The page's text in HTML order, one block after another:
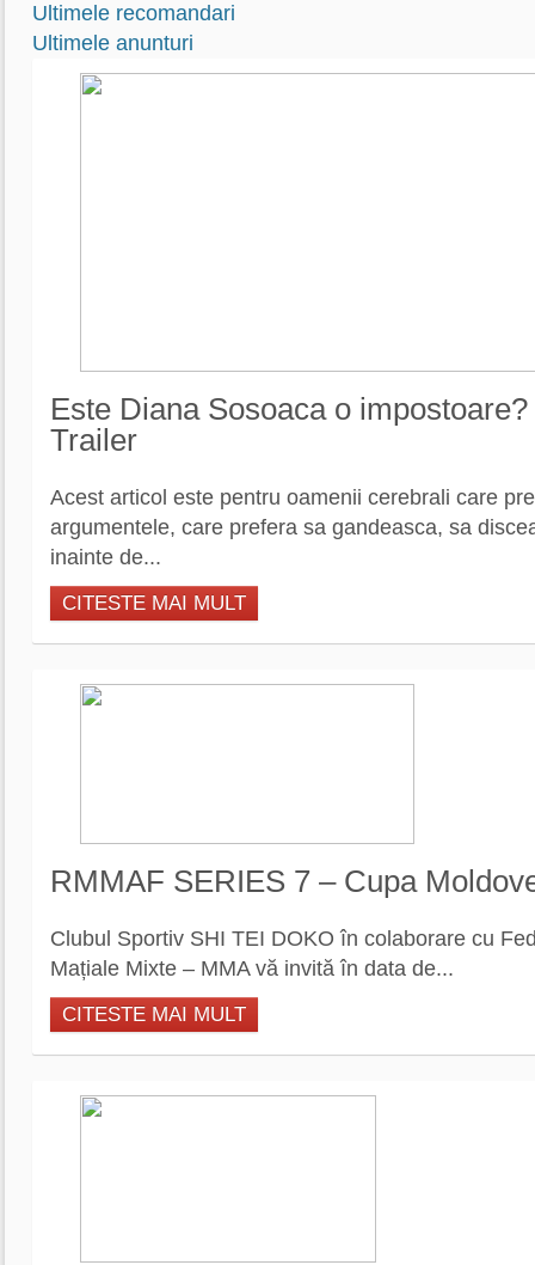
Ultimele recomandari
Ultimele anunturi
Este Diana Sosoaca o
Trailer
Acest articol este pentru oamenii cerebrali care
argumentele, care prefera sa gandeasca, sa
inainte de...
CITESTE MAI MULT
RMMAF SERIES 7 – Cupa
Clubul Sportiv SHI TEI DOKO în colaborare cu
Mațiale Mixte – MMA vă invită în data de...
CITESTE MAI MULT